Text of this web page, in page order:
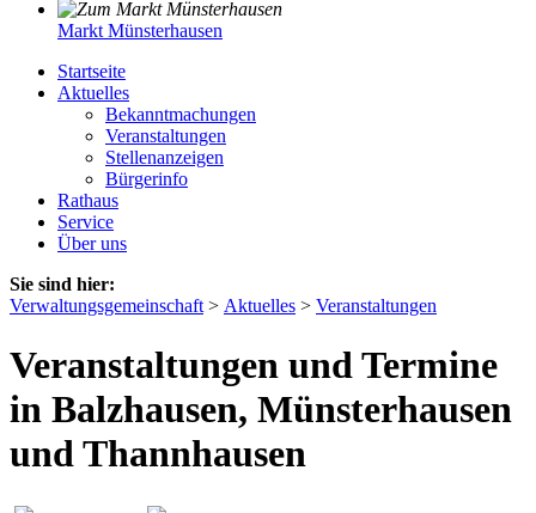
Markt Münsterhausen
Startseite
Aktuelles
Bekanntmachungen
Veranstaltungen
Stellenanzeigen
Bürgerinfo
Rathaus
Service
Über uns
Sie sind hier:
Verwaltungsgemeinschaft > Aktuelles > Veranstaltungen
Veranstaltungen und Termine
in Balzhausen, Münsterhausen
und Thannhausen